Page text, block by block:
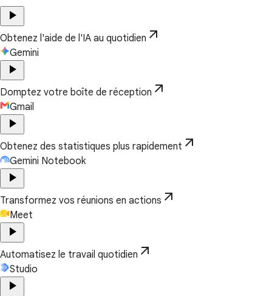
play_arrow
Obtenez l'aide de l'IA au quotidien arrow_outward
Gemini
play_arrow
Domptez votre boîte de réception arrow_outward
Gmail
play_arrow
Obtenez des statistiques plus rapidement arrow_outward
Gemini Notebook
play_arrow
Transformez vos réunions en actions arrow_outward
Meet
play_arrow
Automatisez le travail quotidien arrow_outward
Studio
play_arrow